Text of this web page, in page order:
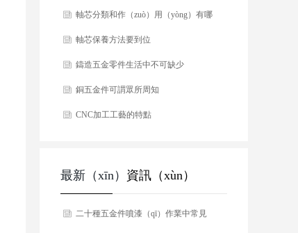
（xiàng）
軸芯分類和作（zuò）用（yòng）有哪
些？
軸芯保養方法要到位
鑄造五金零件生活中不可缺少
銅五金件可謂眾所周知
CNC加工工藝的特點
最新（xīn） 資訊（xùn）
​二十種五金件噴漆（qī）作業中常見